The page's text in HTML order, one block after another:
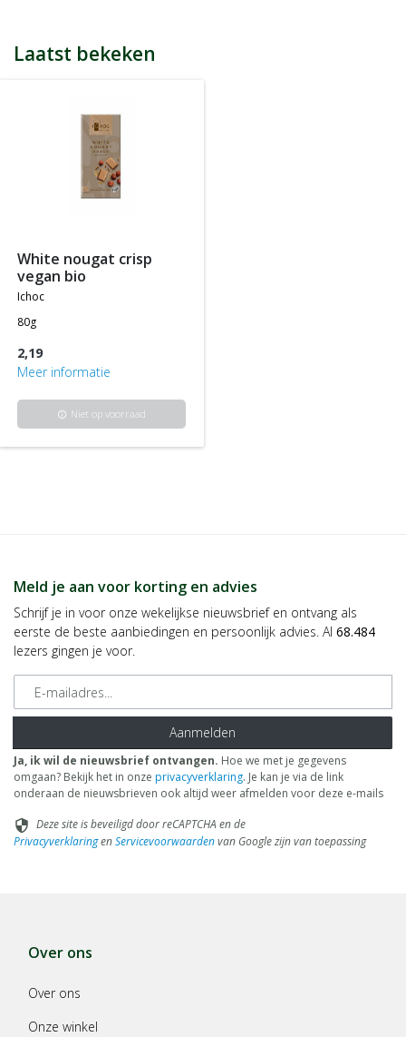
Tijdens het afrekenen zie je dan onderaan een optie om je
spaarpunten in te wisselen, 100 spaarpunten = € 5 korting, 200
spaarpunten bekijken.
LET OP: Je ontvangt geen spaarpunten op producten die al tegen
een bepaalde actieprijs of met een bepaalde korting worden
aangeboden, m.a.w. je ontvangt alleen spaarpunten op
Laatst bekeken
white nougat crisp
vegan bio
ichoc
80g
2,19
Meer informatie
info Niet op voorraad
Meld je aan voor korting en advies
Schrijf je in voor onze wekelijkse nieuwsbrief en ontvang als
eerste de beste aanbiedingen en persoonlijk advies. Al 68.484
lezers gingen je voor.
E-mailadres
Aanmelden
Ja, ik wil de nieuwsbrief ontvangen. Hoe we met je gegevens
omgaan? Bekijk het in onze privacyverklaring. Je kan je via de link
onderaan de nieuwsbrieven ook altijd weer afmelden voor deze e-mails
security Deze site is beveiligd door reCAPTCHA en de
PrivacyverklaringenServicevoorwaardenvan Google zijn van toepassing
Over ons
Over ons
Onze winkel